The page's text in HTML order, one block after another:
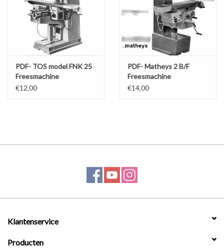
Alles om te Zagen |
Alles om te Lassen |
Schroefdraad snijden |
Machines |
Cadeaubonnen &
PDF- TOS model FNK 25
Freesmachine
€12,00
PDF- Matheys 2 B/F
Freesmachine
€14,00
Klantenservice
Producten